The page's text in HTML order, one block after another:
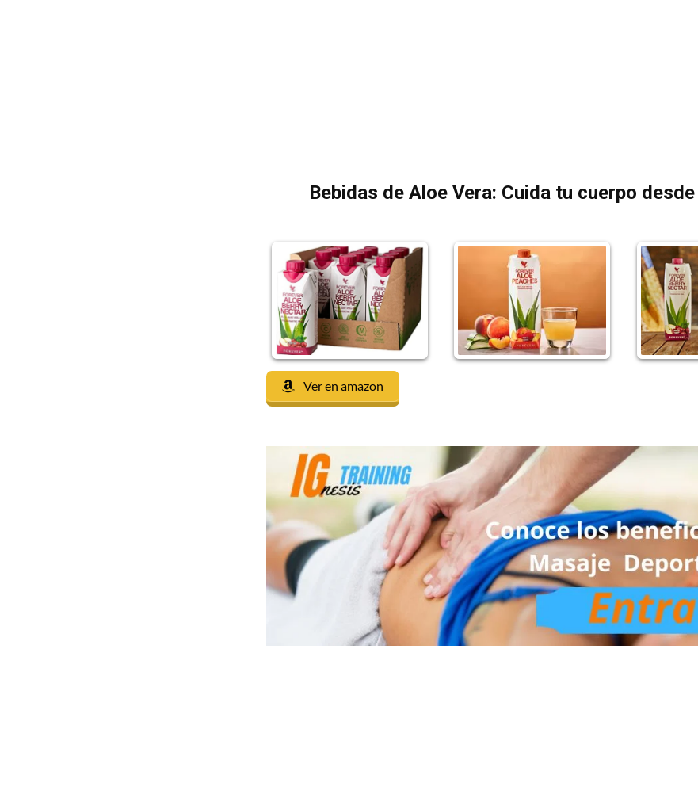
Bebidas de Aloe Vera: Cuida tu cuerpo
Ver en amazon